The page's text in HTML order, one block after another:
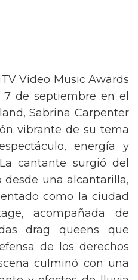
Video Music Awards
7 de septiembre en el
Sabrina Carpenter
vibrante de su tema
energía y
cantante surgió del
desde una alcantarilla,
como la ciudad
acompañada de
drag queens que
de los derechos
culminó con una